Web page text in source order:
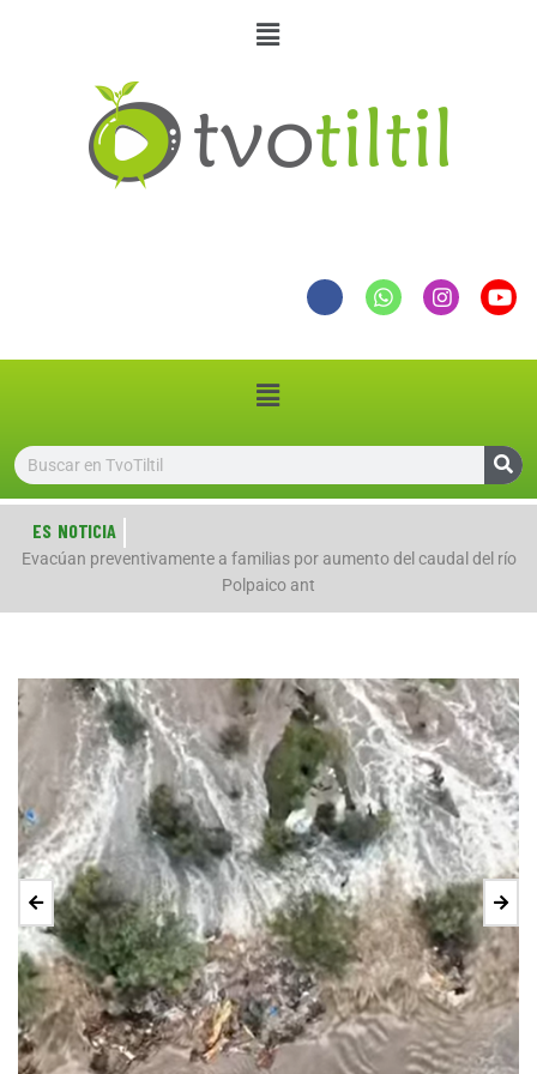
ES NOTICIA
Suspensión de Clases para este Lunes 20 de Julio. En Tiltil ¿Que
establecimien
de Clases para este Lunes 20 d
12 JUN 2021 2
12 JUN 2021
14 JUN 2021 4